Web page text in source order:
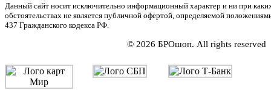
Данный сайт носит исключительно информационный характер и ни при
обстоятельствах не является публичной офертой, определяемой
437 Гражданского кодекса РФ.
© 2026 БРОшоп. All rights reserved